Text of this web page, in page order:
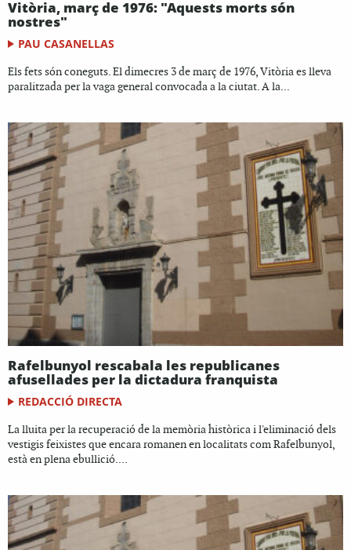
Vitòria, març de 1976: "Aquests morts són
nostres"
PAU CASANELLAS
Els fets són coneguts. El dimecres 3 de març de 1976, Vitòria es lleva
paralitzada per la vaga general convocada a la ciutat. A la...
Rafelbunyol rescabala les republicanes
afusellades per la dictadura franquista
REDACCIÓ DIRECTA
La lluita per la recuperació de la memòria històrica i l'eliminació dels
vestigis feixistes que encara romanen en localitats com Rafelbunyol,
està en plena ebullició....